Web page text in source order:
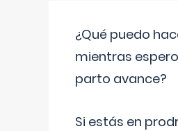
¿Qué puedo
mientras
parto avance?
Si estás en